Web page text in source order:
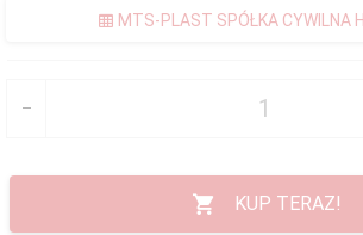
MTS-PLAST SPÓŁKA CYWILNA
KUP TERAZ!